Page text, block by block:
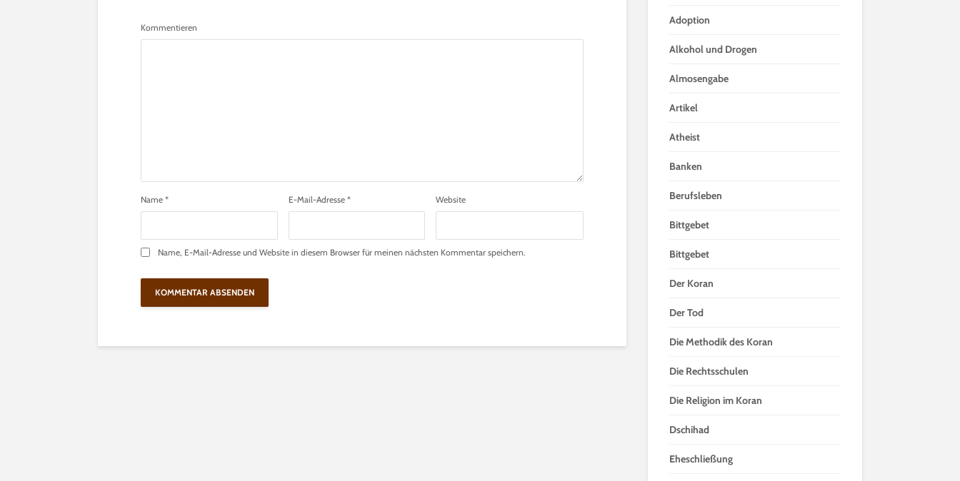
Kommentieren
Name * E-Mail-Adresse * Website
Name, E-Mail-Adresse und Website in diesem Browser für meinen nächsten Kommentar speichern.
Adoption
Alkohol und Drogen
Almosengabe
Artikel
Atheist
Banken
Berufsleben
Bittgebet
Bittgebet
Der Koran
Der Tod
Die Methodik des Koran
Die Rechtsschulen
Die Religion im Koran
Dschihad
Eheschließung